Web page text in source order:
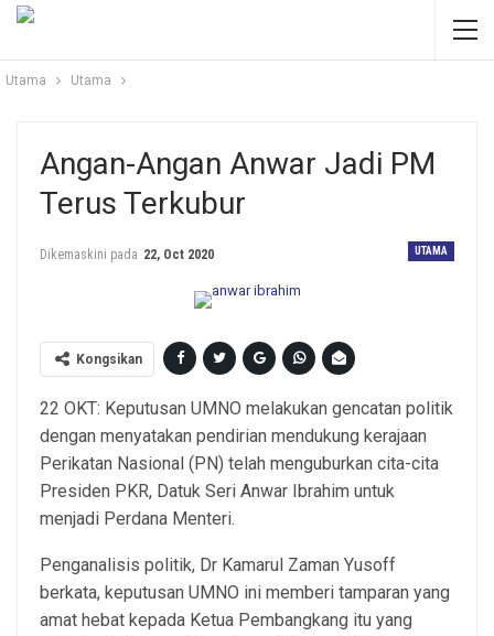
Utama Utama
Angan-Angan Anwar Jadi PM
Terus Terkubur
UTAMA
Dikemaskini pada 22, Oct 2020
Kongsikan
22 OKT: Keputusan UMNO melakukan gencatan politik
dengan menyatakan pendirian mendukung kerajaan
Perikatan Nasional (PN) telah menguburkan cita-cita
Presiden PKR, Datuk Seri Anwar Ibrahim untuk
menjadi Perdana Menteri.
Penganalisis politik, Dr Kamarul Zaman Yusoff
berkata, keputusan UMNO ini memberi tamparan yang
amat hebat kepada Ketua Pembangkang itu yang